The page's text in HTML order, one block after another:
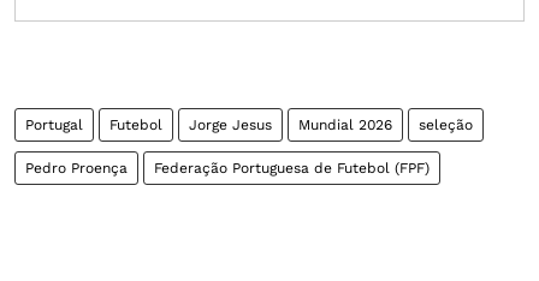
Portugal Futebol Jorge Jesus Mundial 2026 seleção
Pedro Proença Federação Portuguesa de Futebol (FPF)